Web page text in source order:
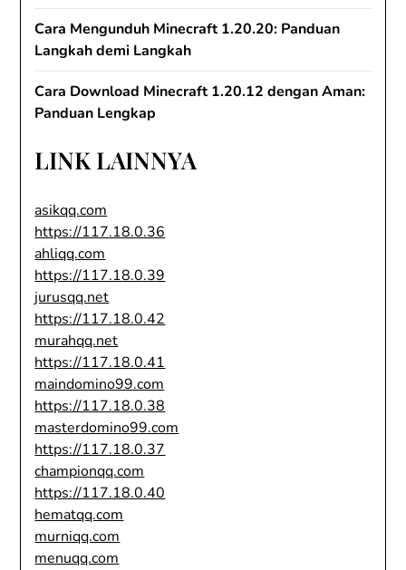
Cara Mengunduh Minecraft 1.20.20: Panduan
Langkah demi Langkah
Cara Download Minecraft 1.20.12 dengan Aman:
Panduan Lengkap
LINK LAINNYA
asikqq.com
https://117.18.0.36
ahliqq.com
https://117.18.0.39
jurusqq.net
https://117.18.0.42
murahqq.net
https://117.18.0.41
maindomino99.com
https://117.18.0.38
masterdomino99.com
https://117.18.0.37
championqq.com
https://117.18.0.40
hematqq.com
murniqq.com
menuqq.com